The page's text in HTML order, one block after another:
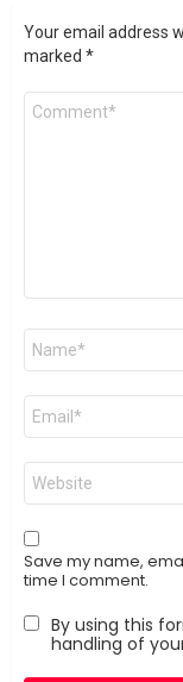
Your email address
marked *
Comment
Name
Email
Website
Save my name,
time I comment.
By using this
handling of